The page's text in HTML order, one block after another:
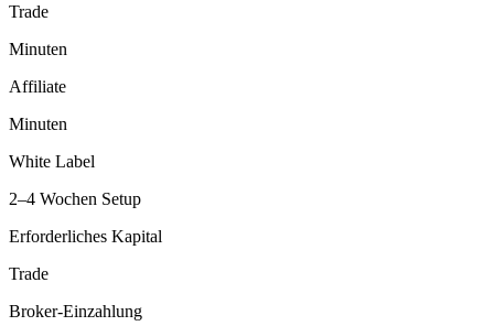
Trade
Minuten
Affiliate
Minuten
White Label
2–4 Wochen Setup
Erforderliches Kapital
Trade
Broker-Einzahlung